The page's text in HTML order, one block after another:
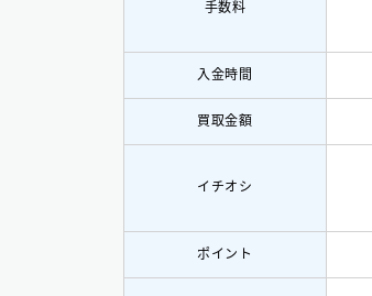
手数料
入金時間
買取金額
イチオシ
ポイント